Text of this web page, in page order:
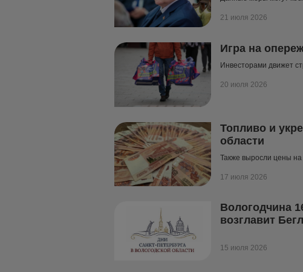
21 июля 2026
Игра на
Инвесторами движет
20 июля 2026
Топливо и
области
Также выросли цены
17 июля 2026
Вологодчина
возглавит
15 июля 2026